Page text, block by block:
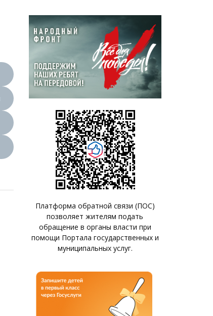
Платформа обратной связи (ПОС)
позволяет жителям подать
обращение в органы власти при
помощи Портала государственных и
муниципальных услуг.